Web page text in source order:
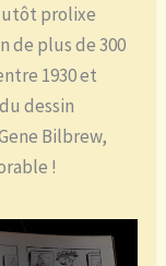
prolixe
de plus de 300
1930 et
dessin
Bilbrew,
!